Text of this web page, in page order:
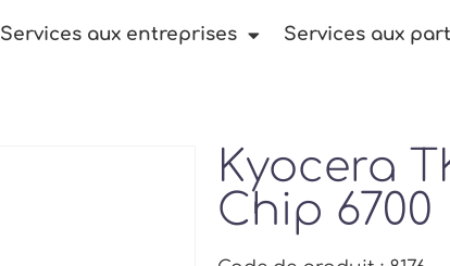
Services aux entreprises Services aux
Kyocera
Chip 6700